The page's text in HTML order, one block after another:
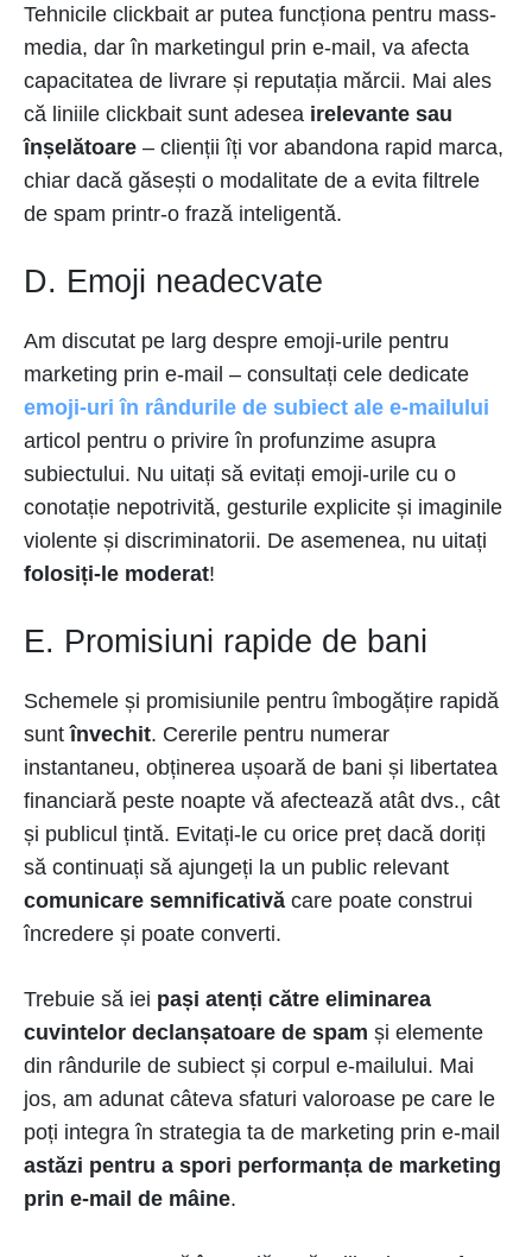
Tehnicile clickbait ar putea funcționa pentru mass-
media, dar în marketingul prin e-mail, va afecta
capacitatea de livrare și reputația mărcii. Mai ales
că liniile clickbait sunt adesea irelevante sau
înșelătoare – clienții îți vor abandona rapid marca,
chiar dacă găsești o modalitate de a evita filtrele
de spam printr-o frază inteligentă.
D. Emoji neadecvate
Am discutat pe larg despre emoji-urile pentru
marketing prin e-mail – consultați cele dedicate
emoji-uri în rândurile de subiect ale e-mailului
articol pentru o privire în profunzime asupra
subiectului. Nu uitați să evitați emoji-urile cu o
conotație nepotrivită, gesturile explicite și imaginile
violente și discriminatorii. De asemenea, nu uitați
folosiți-le moderat!
E. Promisiuni rapide de bani
Schemele și promisiunile pentru îmbogățire rapidă
suntînvechit. Cererile pentru numerar
instantaneu, obținerea ușoară de bani și libertatea
financiară peste noapte vă afectează atât dvs., cât
și publicul țintă. Evitați-le cu orice preț dacă doriți
să continuați să ajungeți la un public relevant
comunicare semnificativă care poate construi
încredere și poate converti.
Trebuie să iei pași atenți către eliminarea
cuvintelor declanșatoare de spam și elemente
din rândurile de subiect și corpul e-mailului. Mai
jos, am adunat câteva sfaturi valoroase pe care le
poți integra în strategia ta de marketing prin e-mail
astăzi pentru a spori performanța de marketing
prin e-mail de mâine.